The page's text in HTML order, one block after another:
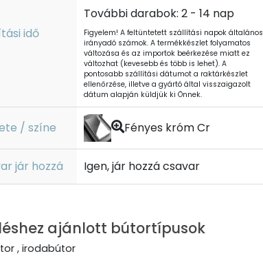
idő
További darabok: 2 - 14 nap
Figyelem! A feltüntetett szállítási napok általános
irányadó számok. A termékkészlet folyamatos
változása és az importok beérkezése miatt ez
változhat (kevesebb és több is lehet). A
pontosabb szállítási dátumot a raktárkészlet
ellenőrzése, illetve a gyártó által visszaigazolt
dátum alapján küldjük ki Önnek.
/ színe Fényes króm Cr
jár hozzá Igen, jár hozzá csavar
ajánlott bútortípusok
, irodabútor